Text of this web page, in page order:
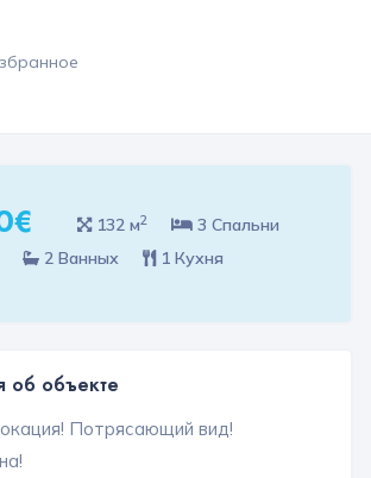
132 м2
3 Спальни
2 Ванных
1 Кухня
об объекте
Потрясающий вид!